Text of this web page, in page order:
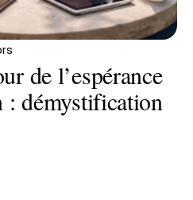
de l’espérance
: démystification